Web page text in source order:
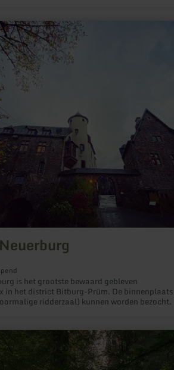
is het grootste bewaard gebleven
in het district Bitburg-Prüm. De binnenplaats
ridderzaal) kunnen worden bezocht.